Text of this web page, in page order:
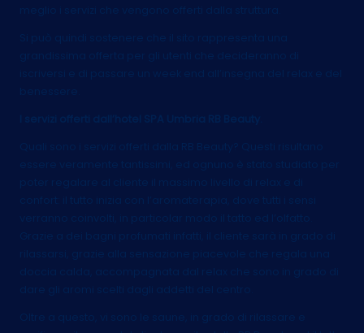
meglio i servizi che vengono offerti dalla struttura.
Si può quindi sostenere che il sito rappresenta una
grandissima offerta per gli utenti che decideranno di
iscriversi e di passare un week end all’insegna del relax e del
benessere.
I servizi offerti dall’hotel SPA Umbria RB Beauty.
Quali sono i servizi offerti dalla RB Beauty? Questi risultano
essere veramente tantissimi, ed ognuno è stato studiato per
poter regalare al cliente il massimo livello di relax e di
confort: il tutto inizia con l’aromaterapia, dove tutti i sensi
verranno coinvolti, in particolar modo il tatto ed l’olfatto.
Grazie a dei bagni profumati infatti, il cliente sarà in grado di
rilassarsi, grazie alla sensazione piacevole che regala una
doccia calda, accompagnata dal relax che sono in grado di
dare gli aromi scelti dagli addetti del centro.
Oltre a questo, vi sono le saune, in grado di rilassare e